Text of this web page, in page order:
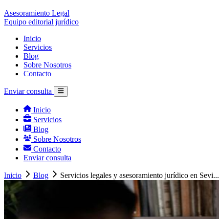
Asesoramiento Legal
Equipo editorial jurídico
Inicio
Servicios
Blog
Sobre Nosotros
Contacto
Enviar consulta
Inicio
Servicios
Blog
Sobre Nosotros
Contacto
Enviar consulta
Inicio Blog Servicios legales y asesoramiento jurídico en Sevi...